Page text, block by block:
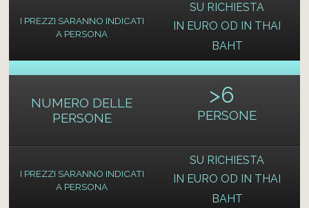
I PREZZI SARANNO INDICATI
A PERSONA
SU RICHIESTA
IN EURO OD IN THAI
BAHT
NUMERO DELLE
PERSONE
I PREZZI SARANNO INDICATI
A PERSONA
>6
PERSONE
SU RICHIESTA
IN EURO OD IN THAI
BAHT